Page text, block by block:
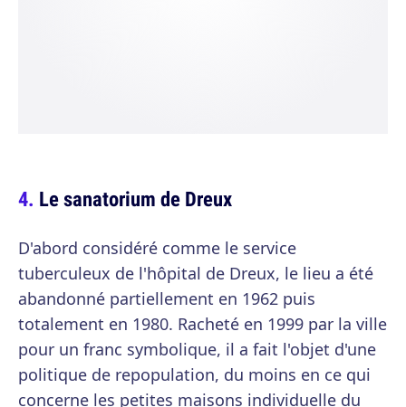
Le sanatorium de Dreux
D'abord considéré comme le service
tuberculeux de l'hôpital de Dreux, le lieu a été
abandonné partiellement en 1962 puis
totalement en 1980. Racheté en 1999 par la ville
pour un franc symbolique, il a fait l'objet d'une
politique de repopulation, du moins en ce qui
concerne les petites maisons individuelle du